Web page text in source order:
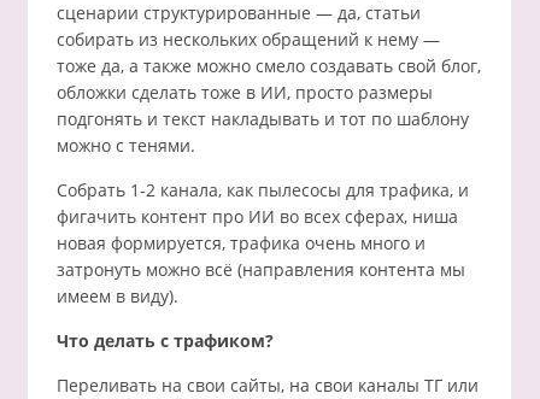
сценарии структурированные — да, статьи
собирать из нескольких обращений к нему —
тоже да, а также можно смело создавать свой блог,
обложки сделать тоже в ИИ, просто размеры
подгонять и текст накладывать и тот по шаблону
можно с тенями.
Собрать 1-2 канала, как пылесосы для трафика, и
фигачить контент про ИИ во всех сферах, ниша
новая формируется, трафика очень много и
затронуть можно всё (направления контента мы
имеем в виду).
Что делать с трафиком?
Переливать на свои сайты, на свои каналы ТГ или